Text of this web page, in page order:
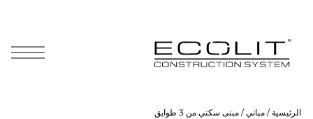
الرئيسية/مباني/ مبنى سكني من 3 طوابق